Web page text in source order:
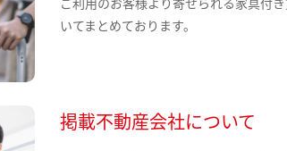
いてまとめております。
掲載不動産会社について